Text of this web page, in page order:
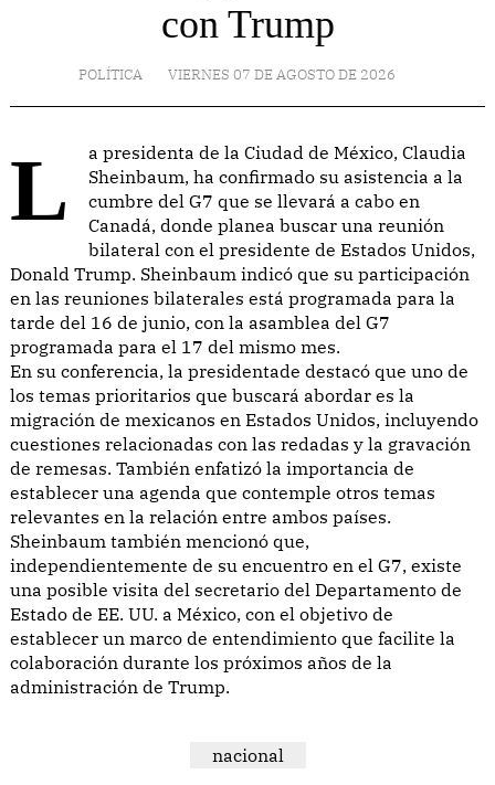
con Trump
POLÍTICA VIERNES 07 DE AGOSTO DE 2026
La presidenta de la Ciudad de México, Claudia
Sheinbaum, ha confirmado su asistencia a la
cumbre del G7 que se llevará a cabo en
Canadá, donde planea buscar una reunión
bilateral con el presidente de Estados Unidos,
Donald Trump. Sheinbaum indicó que su participación
en las reuniones bilaterales está programada para la
tarde del 16 de junio, con la asamblea del G7
programada para el 17 del mismo mes.
En su conferencia, la presidentade destacó que uno de
los temas prioritarios que buscará abordar es la
migración de mexicanos en Estados Unidos, incluyendo
cuestiones relacionadas con las redadas y la gravación
de remesas. También enfatizó la importancia de
establecer una agenda que contemple otros temas
relevantes en la relación entre ambos países.
Sheinbaum también mencionó que,
independientemente de su encuentro en el G7, existe
una posible visita del secretario del Departamento de
Estado de EE. UU. a México, con el objetivo de
establecer un marco de entendimiento que facilite la
colaboración durante los próximos años de la
administración de Trump.
nacional